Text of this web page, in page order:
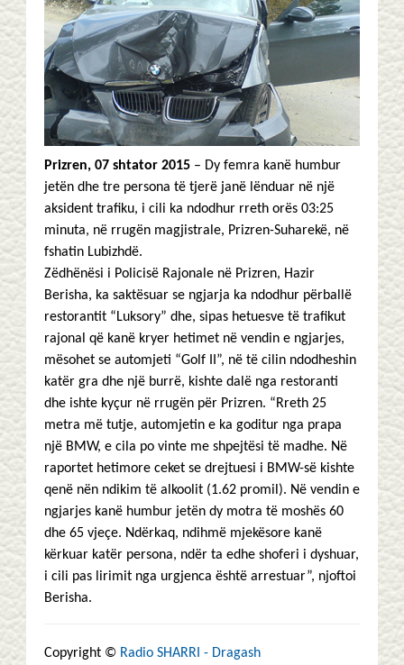
Prizren, 07 shtator 2015 – Dy femra kanë humbur
jetën dhe tre persona të tjerë janë lënduar në një
aksident trafiku, i cili ka ndodhur rreth orës 03:25
minuta, në rrugën magjistrale, Prizren-Suharekë, në
fshatin Lubizhdë.
Zëdhënësi i Policisë Rajonale në Prizren, Hazir
Berisha, ka saktësuar se ngjarja ka ndodhur përballë
restorantit “Luksory” dhe, sipas hetuesve të trafikut
rajonal që kanë kryer hetimet në vendin e ngjarjes,
mësohet se automjeti “Golf II”, në të cilin ndodheshin
katër gra dhe një burrë, kishte dalë nga restoranti
dhe ishte kyçur në rrugën për Prizren. “Rreth 25
metra më tutje, automjetin e ka goditur nga prapa
një BMW, e cila po vinte me shpejtësi të madhe. Në
raportet hetimore ceket se drejtuesi i BMW-së kishte
qenë nën ndikim të alkoolit (1.62 promil). Në vendin e
ngjarjes kanë humbur jetën dy motra të moshës 60
dhe 65 vjeçe. Ndërkaq, ndihmë mjekësore kanë
kërkuar katër persona, ndër ta edhe shoferi i dyshuar,
i cili pas lirimit nga urgjenca është arrestuar”, njoftoi
Berisha.
Copyright © Radio SHARRI - Dragash